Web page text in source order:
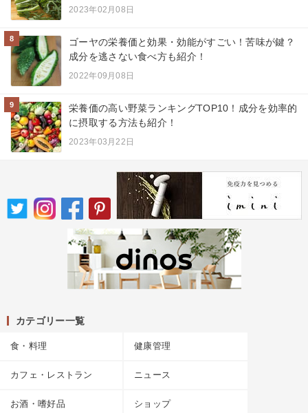
2023年02月08日
8
ゴーヤの栄養価と効果・効能がすごい！苦味が鍵？
成分を逃さない食べ方も紹介！
2022年09月08日
9
栄養価の高い野菜ランキングTOP10！成分を効率的
に摂取する方法も紹介！
2023年03月22日
カテゴリー一覧
食・料理 健康管理
カフェ・レストラン ニュース
お酒・嗜好品 ショップ